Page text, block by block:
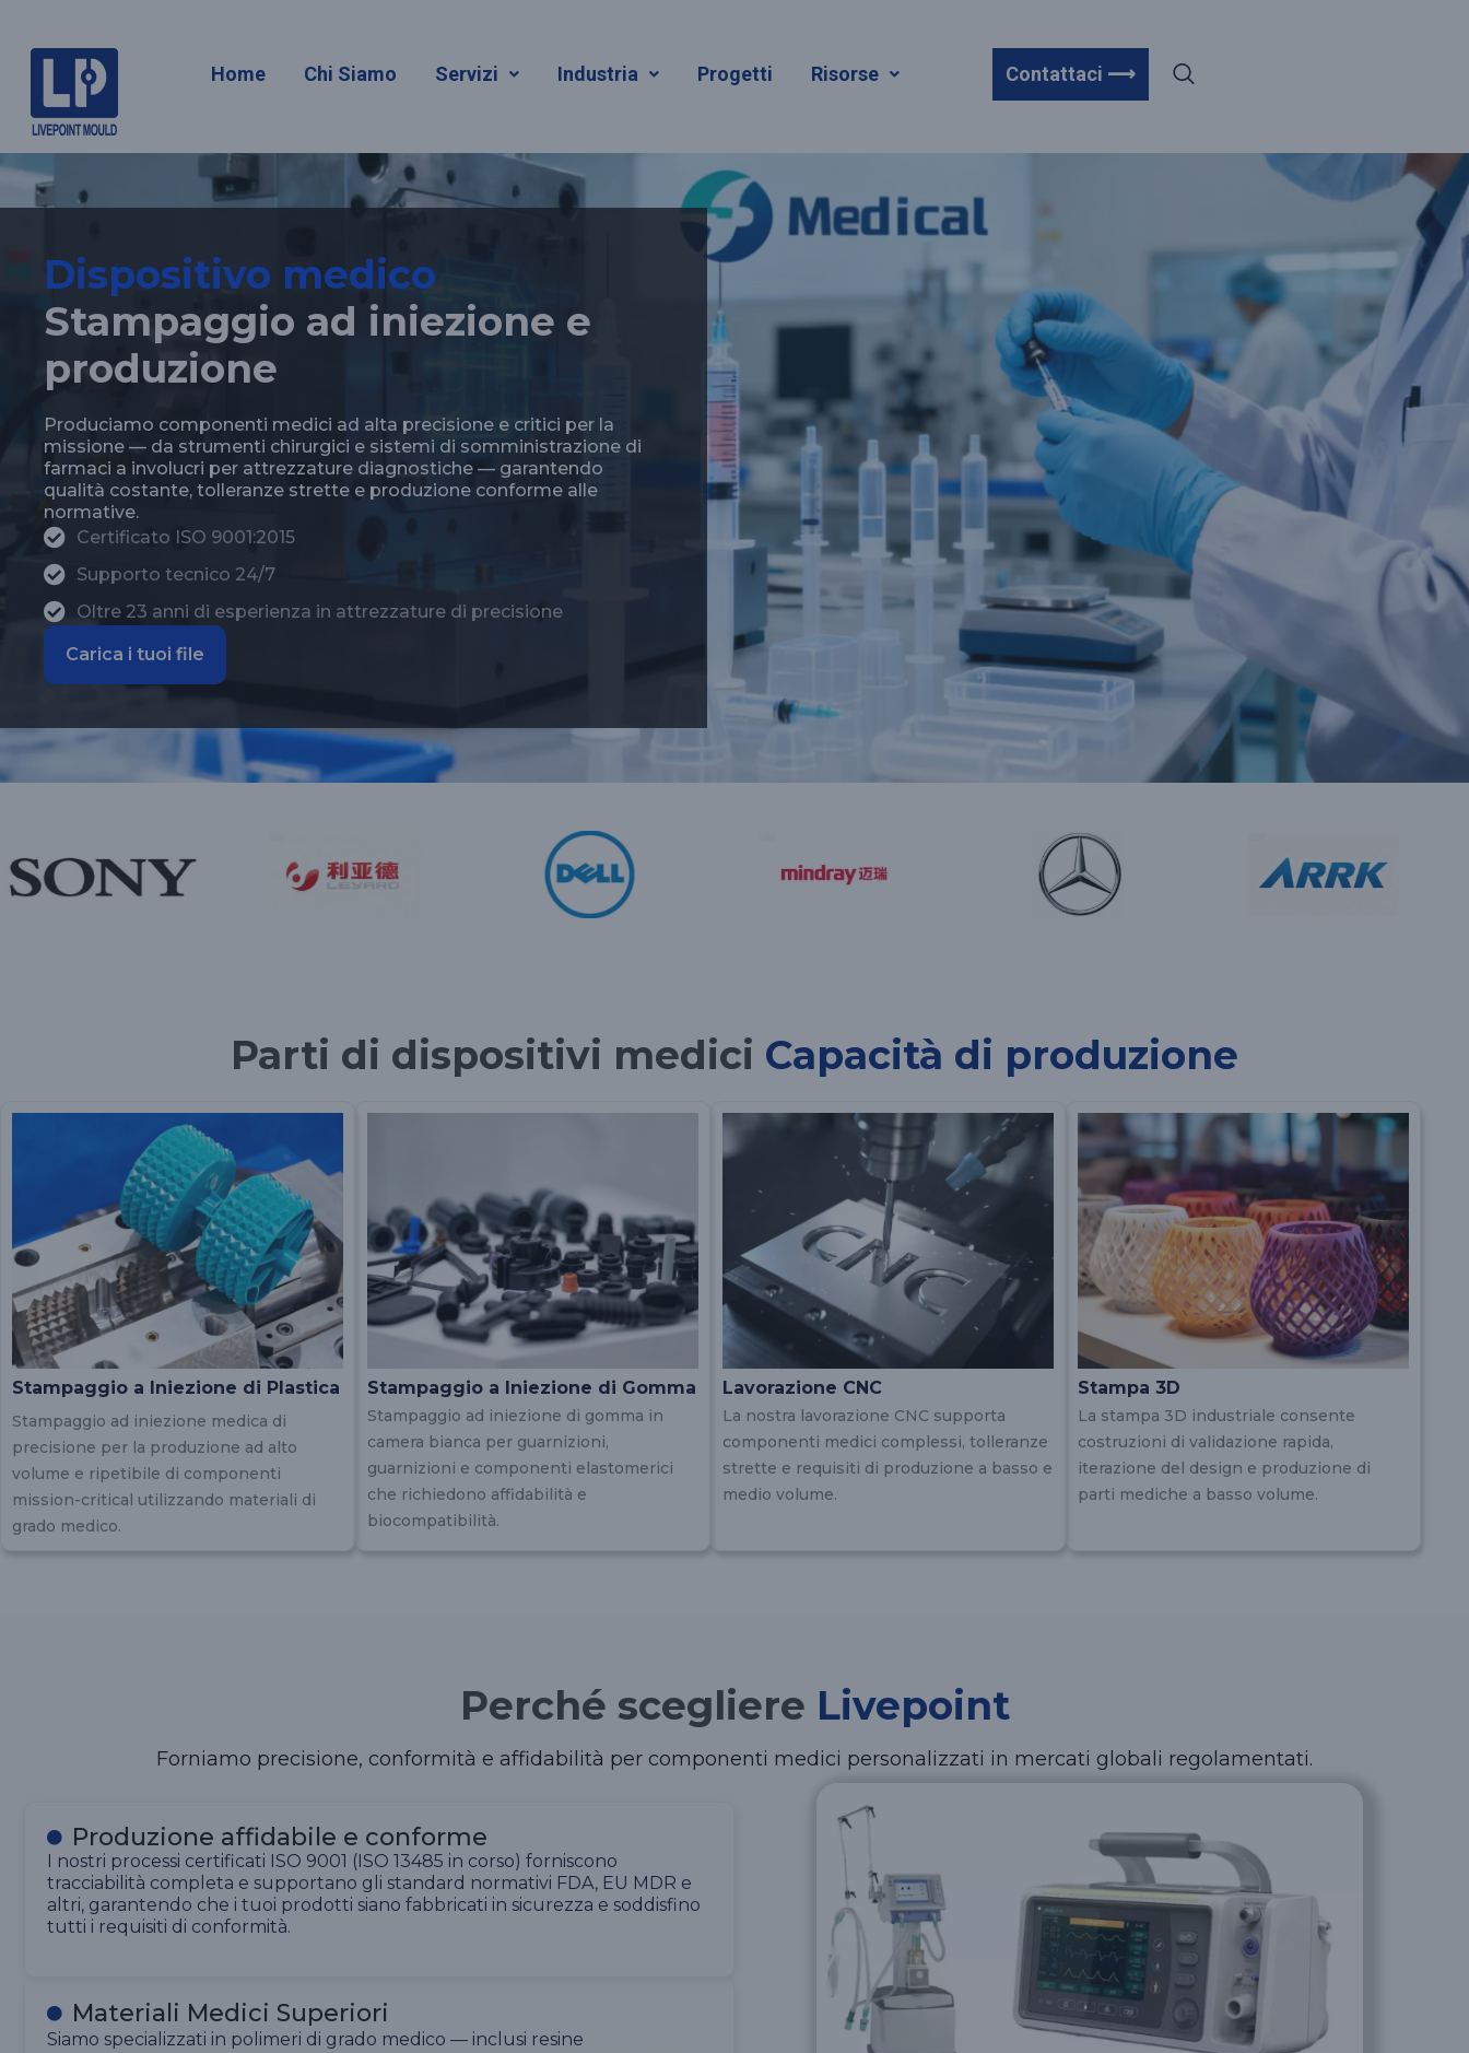
Home Chi Siamo Servizi Industria Progetti Risorse Contattaci ⟶
Medico
Dispositivo medico
Stampaggio ad iniezione e
produzione
Produciamo componenti medici ad alta precisione e critici per la
missione — da strumenti chirurgici e sistemi di somministrazione di
farmaci a involucri per attrezzature diagnostiche — garantendo
qualità costante, tolleranze strette e produzione conforme alle
normative.
Certificato ISO 9001:2015
Supporto tecnico 24/7
Oltre 23 anni di esperienza in attrezzature di precisione
Carica i tuoi file
Parti di dispositivi medici Capacità di produzione
Stampaggio a Iniezione di Plastica
Stampaggio ad iniezione medica di
precisione per la produzione ad alto
volume e ripetibile di componenti
mission-critical utilizzando materiali di
grado medico.
Stampaggio a Iniezione di Gomma
Stampaggio ad iniezione di gomma in
camera bianca per guarnizioni,
guarnizioni e componenti elastomerici
che richiedono affidabilità e
biocompatibilità.
Lavorazione CNC
La nostra lavorazione CNC supporta
componenti medici complessi, tolleranze
strette e requisiti di produzione a basso e
medio volume.
Stampa 3D
La stampa 3D industriale consente
costruzioni di validazione rapida,
iterazione del design e produzione di
parti mediche a basso volume.
Perché scegliere Livepoint
Forniamo precisione, conformità e affidabilità per componenti medici personalizzati in mercati globali regolamentati.
Produzione affidabile e conforme
I nostri processi certificati ISO 9001 (ISO 13485 in corso) forniscono
tracciabilità completa e supportano gli standard normativi FDA, EU MDR e
altri, garantendo che i tuoi prodotti siano fabbricati in sicurezza e soddisfino
tutti i requisiti di conformità.
Materiali Medici Superiori
Siamo specializzati in polimeri di grado medico — inclusi resine